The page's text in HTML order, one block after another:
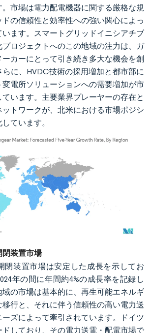
。市場は電力配電機器に関する厳格な規
の信頼性と効率性への強い関心によっ
ます。スマートグリッドイニシアチブ
プロジェクトへのこの地域の注力は、ガ
カーにとって引き続き多大な機会を創
らに、HVDC技術の採用増加と都市部に
電所ソリューションへの需要増加が市
います。主要業界プレーヤーの存在と
トワークが、北米における市場ポジシ
ています。
。再利用にはCC BY 4.0の表示が必要です。
閉装置市場
閉装置市場は安定した成長を示してお
年の間に年間約4%の成長率を記録し
の市場は基本的に、再生可能エネルギ
行と、それに伴う信頼性の高い電力送
ズによって牽引されています。ドイツ
しており、その電力送電・配電市場で